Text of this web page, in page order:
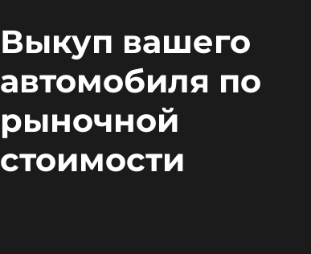
Выкуп вашего
автомобиля по
рыночной
стоимости